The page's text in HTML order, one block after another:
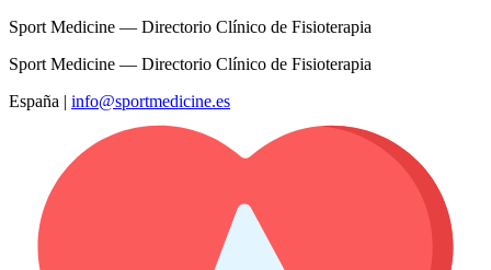
Sport Medicine — Directorio Clínico de Fisioterapia
Sport Medicine — Directorio Clínico de Fisioterapia
España | info@sportmedicine.es